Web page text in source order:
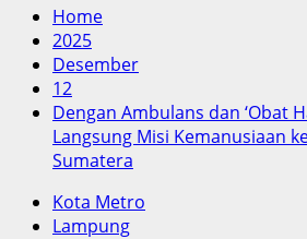
Home
2025
Desember
12
Dengan Ambulans dan ‘Obat
Langsung Misi Kemanusiaan
Sumatera
Kota Metro
Lampung